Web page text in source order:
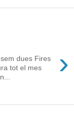
›
dues Fires
tot el mes